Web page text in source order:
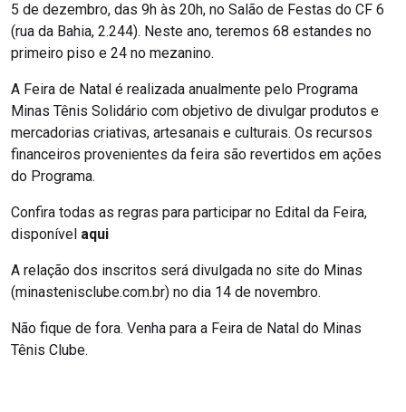
5 de dezembro, das 9h às 20h, no Salão de Festas do CF 6
(rua da Bahia, 2.244). Neste ano, teremos 68 estandes no
primeiro piso e 24 no mezanino.
A Feira de Natal é realizada anualmente pelo Programa
Minas Tênis Solidário com objetivo de divulgar produtos e
mercadorias criativas, artesanais e culturais. Os recursos
financeiros provenientes da feira são revertidos em ações
do Programa.
Confira todas as regras para participar no Edital da Feira,
disponível aqui
A relação dos inscritos será divulgada no site do Minas
(minastenisclube.com.br) no dia 14 de novembro.
Não fique de fora. Venha para a Feira de Natal do Minas
Tênis Clube.